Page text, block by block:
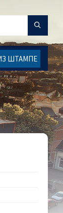
ШТАМПЕ